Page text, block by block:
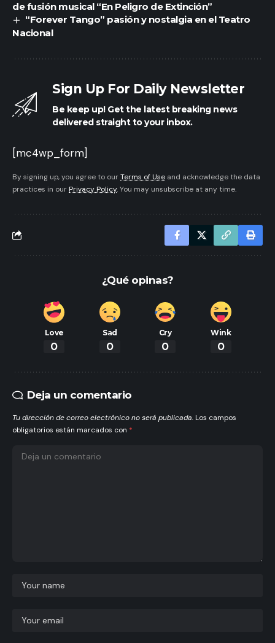
de fusión musical “En Peligro de Extinción”
“Forever Tango” pasión y nostalgia en el Teatro
Nacional
Sign Up For Daily Newsletter
Be keep up! Get the latest breaking news
delivered straight to your inbox.
[mc4wp_form]
By signing up, you agree to ourTerms of Use and acknowledge the data
practices in our Privacy Policy. You may unsubscribe at any time.
¿Qué opinas?
Love
0
Sad
0
Cry
0
Wink
0
Deja un comentario
Tu dirección de correo electrónico no será publicada. Los campos
obligatorios están marcados con *